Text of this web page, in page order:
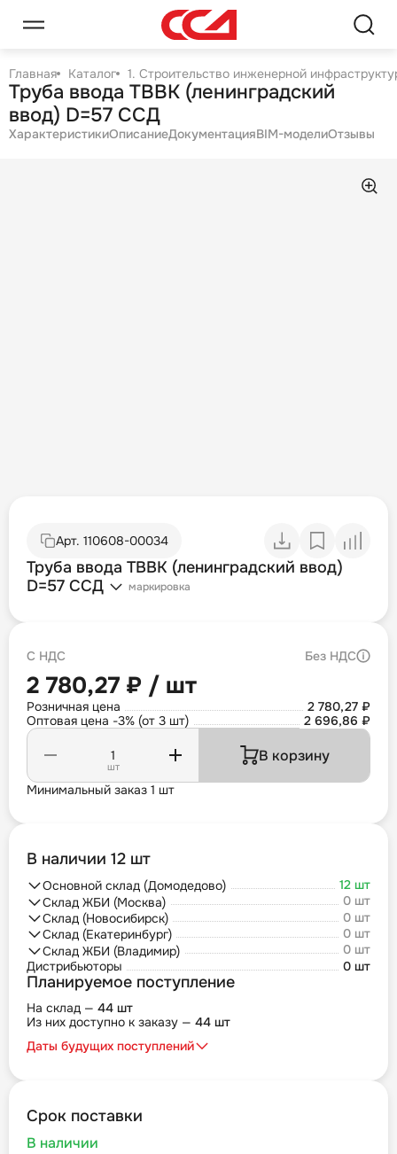
Главная Каталог 1. Строительство инженерной
Труба ввода ТВВК (ленинградский
ввод) D=57 ССД
ХарактеристикиОписаниеДокументацияBIM-моделиОтзывы
Арт. 110608-00034
Труба ввода ТВВК (ленинградский ввод)
D=57 ССД
маркировка
С НДС Без НДС
2 780,27 ₽ / шт
Розничная цена
2 780,27 ₽
Оптовая цена -3% (от 3 шт)
2 696,86 ₽
шт
В корзину
Минимальный заказ 1 шт
В наличии 12 шт
Основной склад (Домодедово)
12 шт
Склад ЖБИ (Москва)
0 шт
Склад (Новосибирск)
0 шт
Склад (Екатеринбург)
0 шт
Склад ЖБИ (Владимир)
0 шт
Дистрибьюторы
0 шт
Планируемое поступление
На склад — 44 шт
Из них доступно к заказу — 44 шт
Даты будущих поступлений
Срок поставки
В наличии